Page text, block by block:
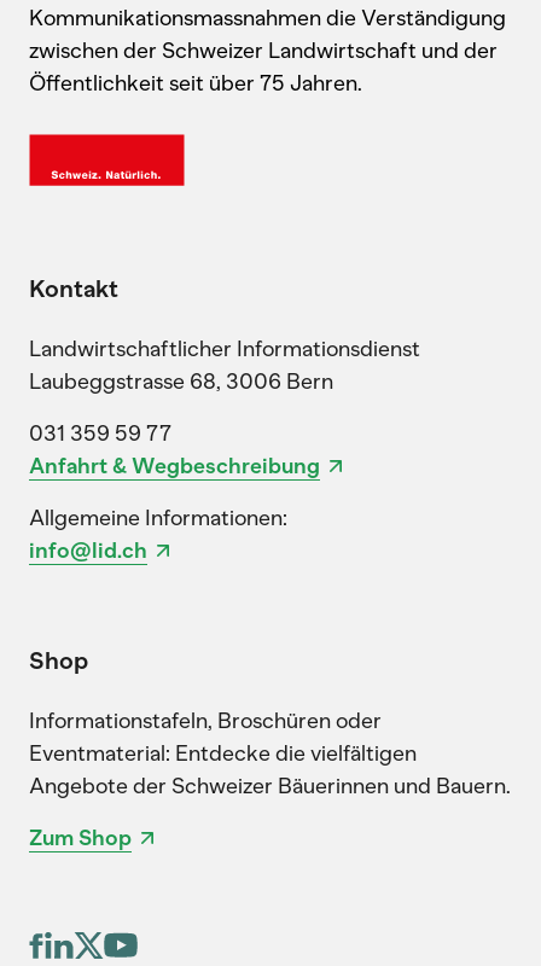
Kommunikationsmassnahmen die Verständigung
zwischen der Schweizer Landwirtschaft und der
Öffentlichkeit seit über 75 Jahren.
Kontakt
Landwirtschaftlicher Informationsdienst
Laubeggstrasse 68, 3006 Bern
031 359 59 77
Anfahrt & Wegbeschreibung
Allgemeine Informationen:
info@lid.ch
Shop
Informationstafeln, Broschüren oder
Eventmaterial: Entdecke die vielfältigen
Angebote der Schweizer Bäuerinnen und Bauern.
Zum Shop